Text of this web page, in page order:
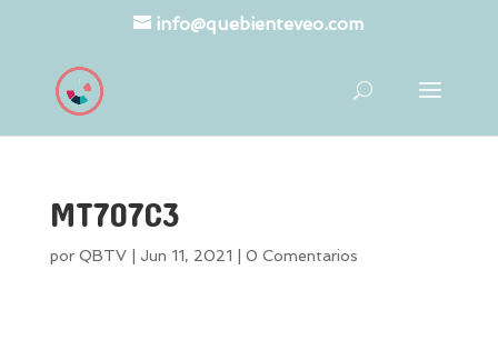
info@quebienteveo.com
MT707C3
por QBTV| Jun 11, 2021 0 Comentarios